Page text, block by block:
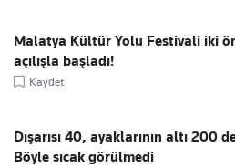
Malatya Kültür Yolu Festivali iki
açılışla başladı!
Kaydet
Dışarısı 40, ayaklarının altı 200
Böyle sıcak görülmedi